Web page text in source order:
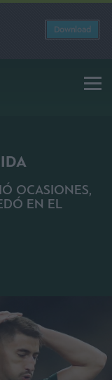
Download
OCASIONES,
EN EL